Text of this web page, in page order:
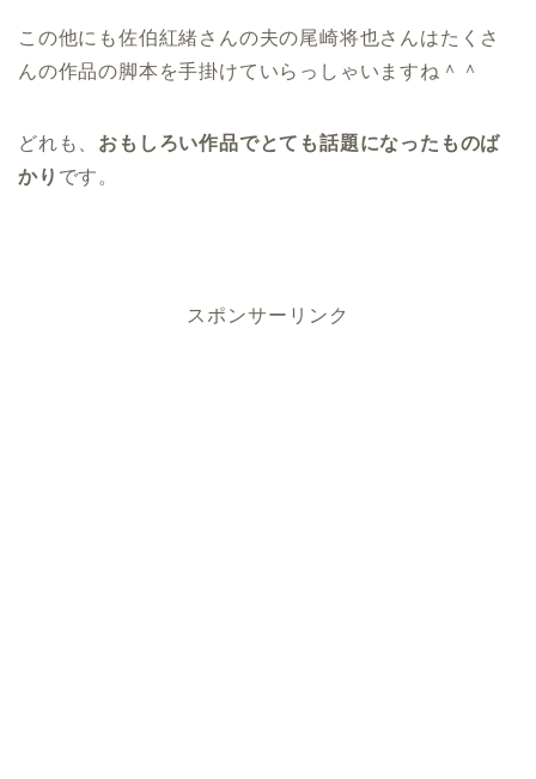
この他にも佐伯紅緒さんの夫の尾崎将也さんはたくさ
んの作品の脚本を手掛けていらっしゃいますね＾＾
どれも、 おもしろい作品でとても話題になったものば
かり です。
スポンサーリンク